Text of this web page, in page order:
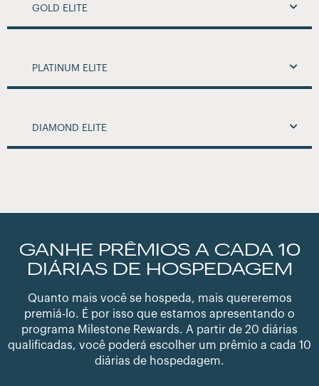
GANHE PRÊMIOS A CADA 10
DIÁRIAS DE HOSPEDAGEM
Quanto mais você se hospeda, mais quereremos
premiá-lo. É por isso que estamos apresentando o
programa Milestone Rewards. A partir de 20 diárias
qualificadas, você poderá escolher um prêmio a cada 10
diárias de hospedagem.